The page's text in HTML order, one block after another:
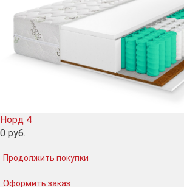
Норд 4
0 руб.
Продолжить покупки
Оформить заказ